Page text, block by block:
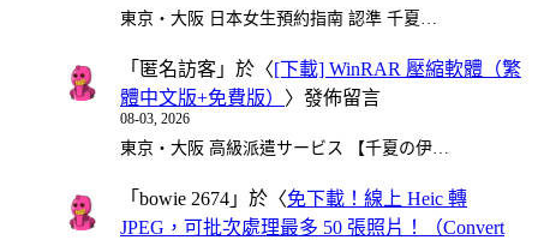
東京・大阪 日本女生預約指南 認準 千夏…
「 匿名訪客 」於〈[下載] WinRAR 壓縮軟體（繁
體中文版+免費版） 〉發佈留言
08-03, 2026
東京・大阪 高級派遣サービス 【千夏の伊…
「 bowie 2674 」於〈免下載！線上 Heic 轉
JPEG，可批次處理最多 50 張照片！（Convert